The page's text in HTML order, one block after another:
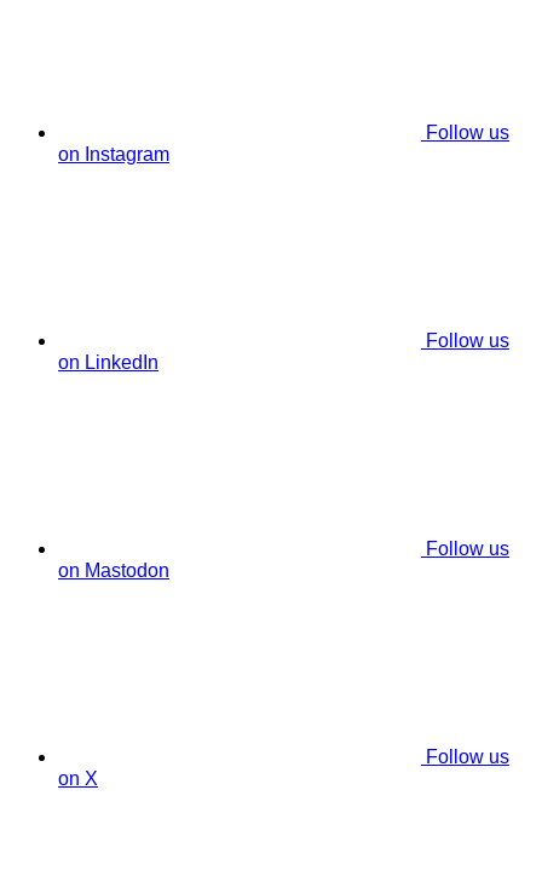
Follow us
on Instagram
Follow us
on LinkedIn
Follow us
on Mastodon
Follow us
on X